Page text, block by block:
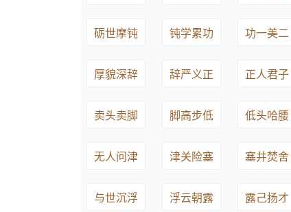
砺世摩钝 钝学累功 功一美二
厚貌深辞 辞严义正 正人君子
卖头卖脚 脚高步低 低头哈腰
无人问津 津关险塞 塞井焚舍
与世沉浮 浮云朝露 露己扬才